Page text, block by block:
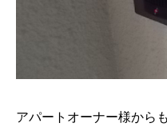
アパートオーナー様から